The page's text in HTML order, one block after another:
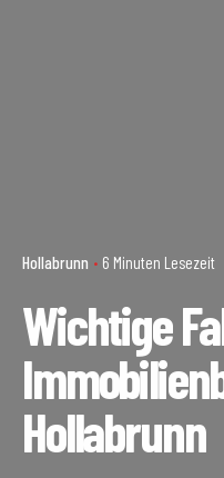
Hollabrunn 6 Minuten Lesezeit
Wichtige
Hollabrunn